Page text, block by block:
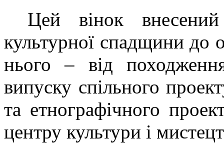
Цей вінок внесений
культурної спадщини до
нього – від
випуску спільного
та етнографічного
центру культури і